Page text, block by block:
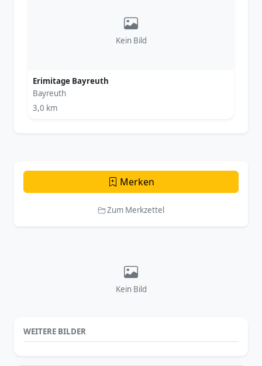
Kein Bild
Erimitage Bayreuth
Bayreuth
3,0 km
Merken
Zum Merkzettel
Kein Bild
WEITERE BILDER